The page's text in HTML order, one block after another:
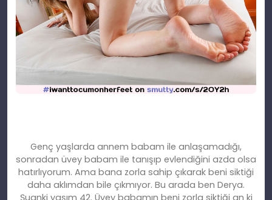
Genç yaşlarda annem babam ile anlaşamadığı,
sonradan üvey babam ile tanışıp evlendiğini azda olsa
hatırlıyorum. Ama bana zorla sahip çıkarak beni siktiği
daha aklımdan bile çıkmıyor. Bu arada ben Derya.